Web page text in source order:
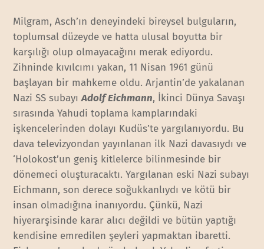
Milgram, Asch’ın deneyindeki bireysel bulguların,
toplumsal düzeyde ve hatta ulusal boyutta bir
karşılığı olup olmayacağını merak ediyordu.
Zihninde kıvılcımı yakan, 11 Nisan 1961 günü
başlayan bir mahkeme oldu. Arjantin’de yakalanan
Nazi SS subayıAdolf Eichmann, İkinci Dünya Savaşı
sırasında Yahudi toplama kamplarındaki
işkencelerinden dolayı Kudüs’te yargılanıyordu. Bu
dava televizyondan yayınlanan ilk Nazi davasıydı ve
‘Holokost’un geniş kitlelerce bilinmesinde bir
dönemeci oluşturacaktı. Yargılanan eski Nazi subayı
Eichmann, son derece soğukkanlıydı ve kötü bir
insan olmadığına inanıyordu. Çünkü, Nazi
hiyerarşisinde karar alıcı değildi ve bütün yaptığı
kendisine emredilen şeyleri yapmaktan ibaretti.